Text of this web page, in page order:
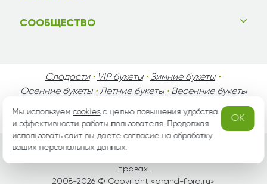
СООБЩЕСТВО
Сладости• VIP букеты• Зимние букеты•
Осенние букеты•Летние букеты• Весенние букеты
•
День Мужчин•Праздники!
правах.
2008-2026 © Copyright «grand-flora.ru»
Мы используемcookiesс целью повышения удобства
и эффективности работы пользователя. Продолжая
использовать сайт вы даете согласие наобработку
ваших персональных данных.
OK